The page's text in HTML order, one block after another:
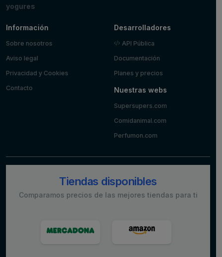
yogures
Información
Sobre nosotros
Aviso legal
Privacidad y Cookies
Contacto
Desarrolladores
API Pública
Documentación
Planes y precios
Nuestras webs
Supersupers.com
Comidanimal.com
Perfumon.com
Tiendas disponibles
Comparamos precios de las mejores tiendas para ti